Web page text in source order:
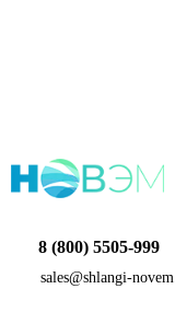
8 (800) 5505-999
sales@shlangi-